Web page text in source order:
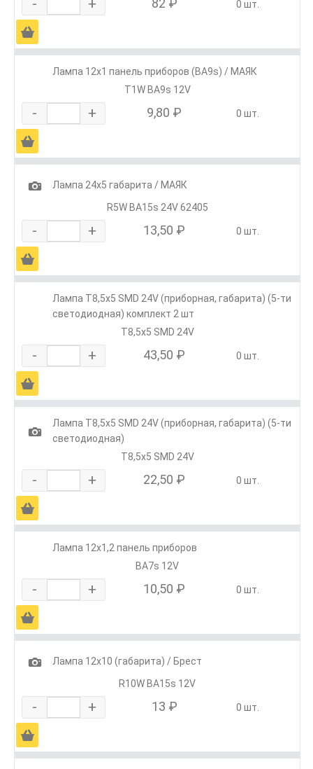
- + 82 ₽ 0 шт.
Ä
Лампа 12х1 панель приборов (ВА9s) / МАЯК
T1W BA9s 12V
- + 9,80 ₽ 0 шт.
Ä
1
Лампа 24х5 габарита / МАЯК
R5W BA15s 24V 62405
- + 13,50 ₽ 0 шт.
Ä
Лампа Т8,5х5 SMD 24V (приборная, габарита) (5-ти
светодиодная) комплект 2 шт
Т8,5х5 SMD 24V
- + 43,50 ₽ 0 шт.
Ä
1
Лампа Т8,5х5 SMD 24V (приборная, габарита) (5-ти
светодиодная)
Т8,5х5 SMD 24V
- + 22,50 ₽ 0 шт.
Ä
Лампа 12х1,2 панель приборов
BA7s 12V
- + 10,50 ₽ 0 шт.
Ä
1
Лампа 12х10 (габарита) / Брест
R10W BA15s 12V
- + 13 ₽ 0 шт.
Ä